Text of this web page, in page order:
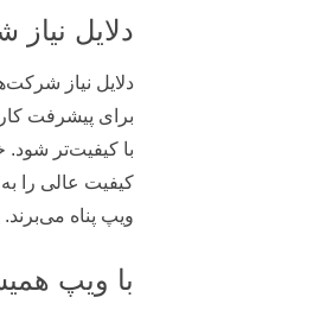
دلایل
دلایل نیاز
برای پیشرفت
کیفیت عالی را
ویپ پناه
با ویپ